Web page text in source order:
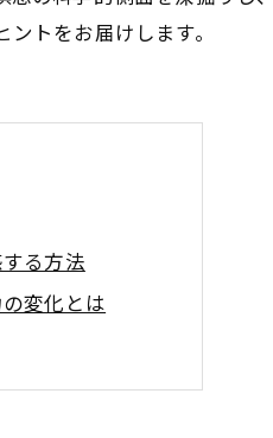
トをお届けします。
る方法
変化とは
とポイント
治癒力の秘密